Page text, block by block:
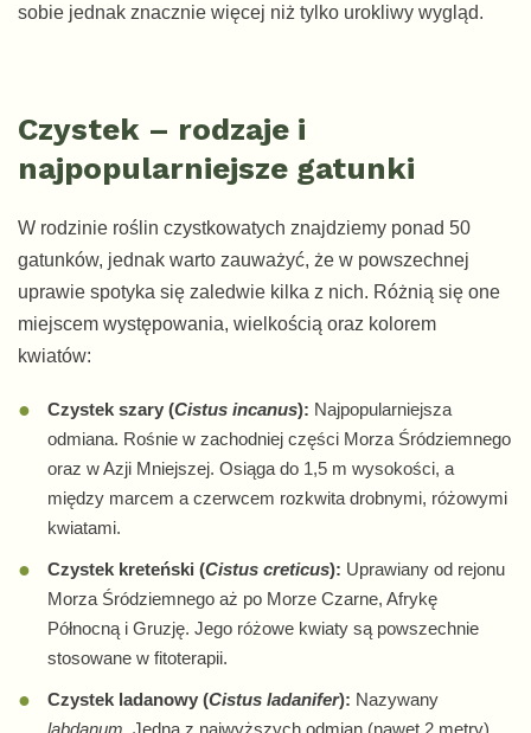
sobie jednak znacznie więcej niż tylko urokliwy wygląd.
Czystek – rodzaje i
najpopularniejsze gatunki
W rodzinie roślin czystkowatych znajdziemy ponad 50
gatunków, jednak warto zauważyć, że w powszechnej
uprawie spotyka się zaledwie kilka z nich. Różnią się one
miejscem występowania, wielkością oraz kolorem
kwiatów:
Czystek szary (Cistus incanus): Najpopularniejsza
odmiana. Rośnie w zachodniej części Morza Śródziemnego
oraz w Azji Mniejszej. Osiąga do 1,5 m wysokości, a
między marcem a czerwcem rozkwita drobnymi, różowymi
kwiatami.
Czystek kreteński (Cistus creticus): Uprawiany od rejonu
Morza Śródziemnego aż po Morze Czarne, Afrykę
Północną i Gruzję. Jego różowe kwiaty są powszechnie
stosowane w fitoterapii.
Czystek ladanowy (Cistus ladanifer): Nazywany